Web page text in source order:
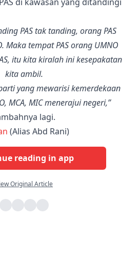
PAS tak tanding, orang PAS
Maka tempat PAS orang UMNO
itu kita kiralah ini kesepakatan
kita ambil.
yang mewarisi kemerdekaan
MCA, MIC menerajui negeri,”
lagi.
(Alias Abd Rani)
reading in app
Original Article